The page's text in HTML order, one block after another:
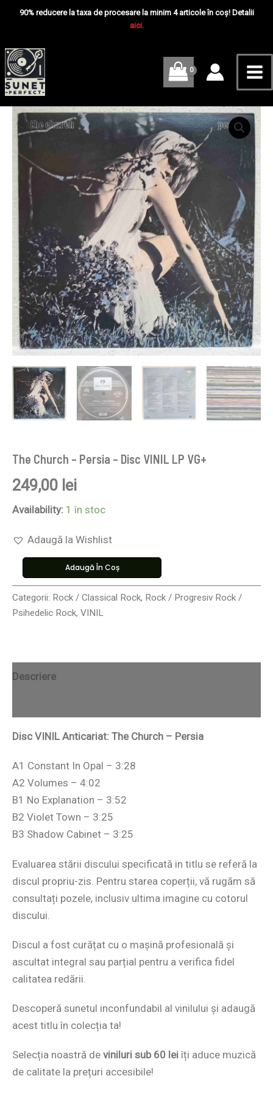
90% reducere la taxa de procesare la minim 4 articole în coș! Detalii
aici.
The Church – Persia – Disc VINIL LP VG+
249,00 lei
Availability: 1 în stoc
Adaugă la Wishlist
Cantitate
The
Church
Persia
VINIL
Adaugă În Coș
Categorii: Rock / Classical Rock, Rock / Progresiv Rock /
Psihedelic Rock, VINIL
Descriere
Disc VINIL Anticariat: The Church – Persia
A1 Constant In Opal – 3:28
A2 Volumes – 4:02
B1 No Explanation – 3:52
B2 Violet Town – 3:25
B3 Shadow Cabinet – 3:25
Evaluarea stării discului specificată in titlu se referă la
discul propriu-zis. Pentru starea coperții, vă rugăm să
consultați pozele, inclusiv ultima imagine cu cotorul
discului.
Discul a fost curățat cu o mașină profesională și
ascultat integral sau parțial pentru a verifica fidel
calitatea redării.
Descoperă sunetul inconfundabil al vinilului și adaugă
acest titlu în colecția ta!
Selecția noastră de viniluri sub 60 leiîți aduce muzică
de calitate la prețuri accesibile!
-